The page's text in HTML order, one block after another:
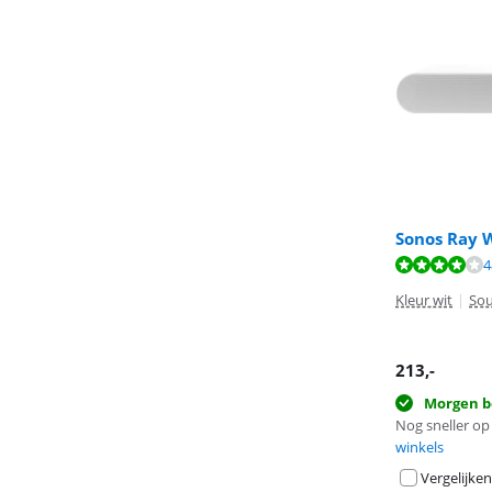
Sonos Ray
Beoordeling is
Kleur wit |
213,-
Morgen
Nog sneller
winkels
Vergelijken
Beoordeling is